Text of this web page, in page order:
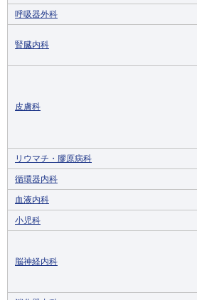
呼吸器外科
腎臓内科
皮膚科
リウマチ・膠原病科
循環器内科
血液内科
小児科
脳神経内科